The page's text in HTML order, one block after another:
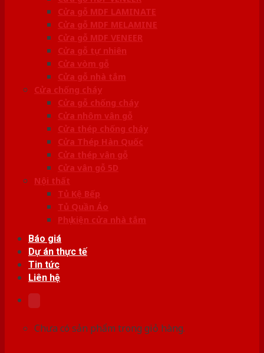
Cửa gỗ MDF LAMINATE
Cửa gỗ MDF MELAMINE
Cửa gỗ MDF VENEER
Cửa gỗ tự nhiên
Cửa vòm gỗ
Cửa gỗ nhà tắm
Cửa chống cháy
Cửa gỗ chống cháy
Cửa nhôm vân gỗ
Cửa thép chống cháy
Cửa Thép Hàn Quốc
Cửa thép vân gỗ
Cửa vân gỗ 5D
Nội thất
Tủ Kệ Bếp
Tủ Quần Áo
Phụ kiện cửa nhà tắm
Báo giá
Dự án thực tế
Tin tức
Liên hệ
Chưa có sản phẩm trong giỏ hàng.